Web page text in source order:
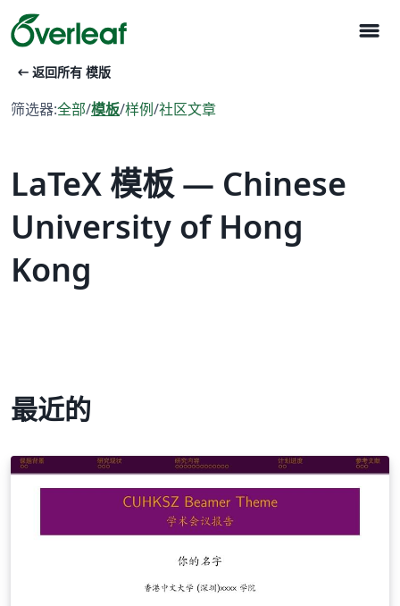
menu
arrow_left_alt 返回所有 模版
筛选器:全部/模板/样例/社区文章
LaTeX 模板 — Chinese
University of Hong
Kong
最近的